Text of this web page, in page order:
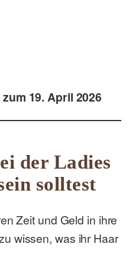
19. April 2026
der Ladies
solltest
Zeit und Geld in ihre
wissen, was ihr Haar